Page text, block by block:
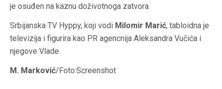
je osuđen na kaznu doživotnoga zatvora.
Srbijanska TV Hyppy, koji vodi Milomir Marić, tabloidna je
televizija i figurira kao PR agencnija Aleksandra Vučića i
njegove Vlade.
M. Marković/Foto:Screenshot